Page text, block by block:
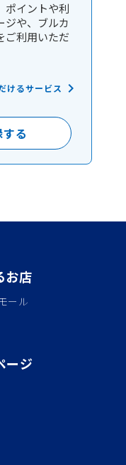
ポイントや利
ジや、ブルカ
ご利用いただ
けるサービス keyboard_arrow_right
る
お店
ール
ージ